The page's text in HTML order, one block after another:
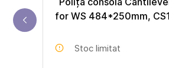
for WS 484*250mm,
Stoc limitat